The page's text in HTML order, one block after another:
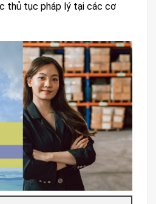
thủ tục pháp lý tại các cơ